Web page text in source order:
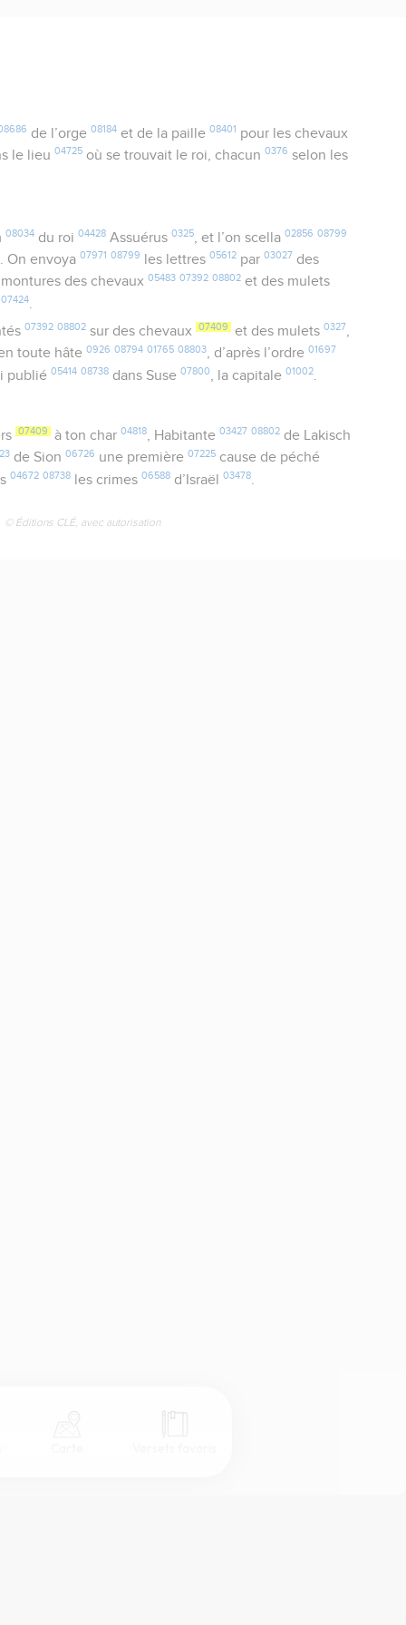
de l’orge 08184et de la paille 08401 pour les chevaux
le lieu04725 où se trouvait le roi, chacun0376 selon les
08034du roi 04428Assuérus 0325, et l’on scella 02856 08799
. On envoya07971 08799 les lettres05612 par03027 des
des chevaux05483 07392 08802 et des mulets
07424
07392 08802sur des chevaux 07409 et des mulets 0327,
toute hâte0926 08794 01765 08803, d’après l’ordre01697
publié05414 08738 dans Suse07800 , la capitale01002
07409 à ton char 04818, Habitante 03427 08802de Lakisch
de Sion06726 une première07225 cause de péché
04672 08738 les crimes06588 d’Israël03478
© Éditions CLÉ, avec autorisation